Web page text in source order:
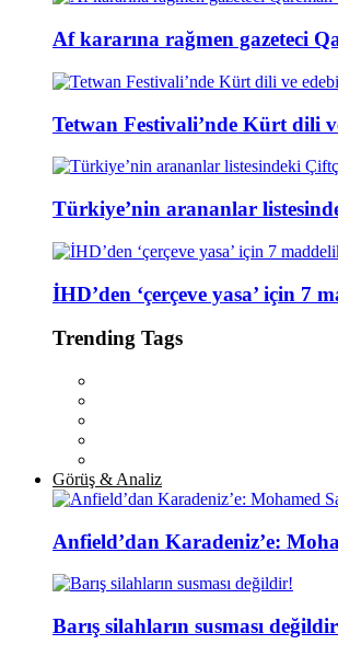
Af kararına rağmen gazeteci
Tetwan Festivali’nde Kürt dili
Türkiye’nin arananlar
İHD’den ‘çerçeve yasa’ için 7
Trending Tags
Görüş & Analiz
Anfield’dan Karadeniz’e:
Barış silahların susması